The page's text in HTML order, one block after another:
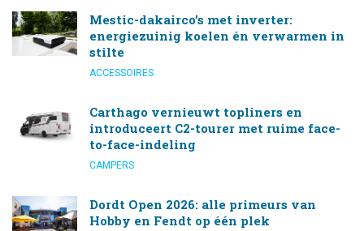
Mestic-dakairco’s met inverter:
energiezuinig koelen én verwarmen in
stilte
ACCESSOIRES
Carthago vernieuwt topliners en
introduceert C2-tourer met ruime face-
to-face-indeling
CAMPERS
Dordt Open 2026: alle primeurs van
Hobby en Fendt op één plek